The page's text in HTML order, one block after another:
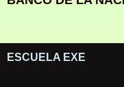
ESCUELA EXE